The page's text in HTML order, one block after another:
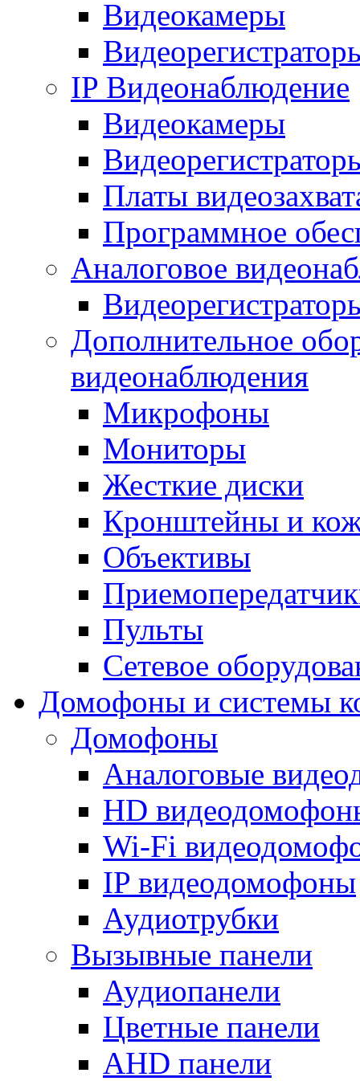
Видеокамеры
IP Видеонаблюдение
Видеокамеры
Платы
Программное
Аналоговое
Дополнительное
видеонаблюдения
Микрофоны
Мониторы
Жесткие диски
Кронштейны и
Объективы
Пульты
Сетевое
Домофоны и системы
Домофоны
Аналоговые
HD
Wi-Fi
IP видеодомофоны
Аудиотрубки
Вызывные панели
Аудиопанели
Цветные панели
AHD панели